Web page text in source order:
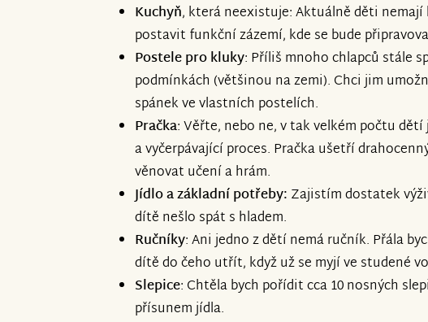
Kuchyň, která neexistuje: Aktuálně děti
postavit funkční zázemí, kde se bude
Postele pro kluky: Příliš mnoho chlapců stále
podmínkách (většinou na zemi). Chci jim
spánek ve vlastních postelích.
Pračka: Věřte, nebo ne, v tak velkém počtu
a vyčerpávající proces. Pračka ušetří
věnovat učení a hrám.
Jídlo a základní potřeby: Zajistím dostatek
dítě nešlo spát s hladem.
Ručníky: Ani jedno z dětí nemá ručník. Přála
dítě do čeho utřít, když už se myjí ve studené
Slepice: Chtěla bych pořídit cca 10 nosných
přísunem jídla.